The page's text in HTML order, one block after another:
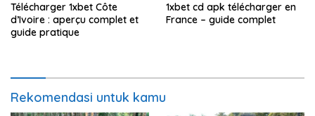
Télécharger 1xbet Côte
d’Ivoire : aperçu complet et
guide pratique
1xbet cd apk télécharger en
France – guide complet
Rekomendasi untuk kamu